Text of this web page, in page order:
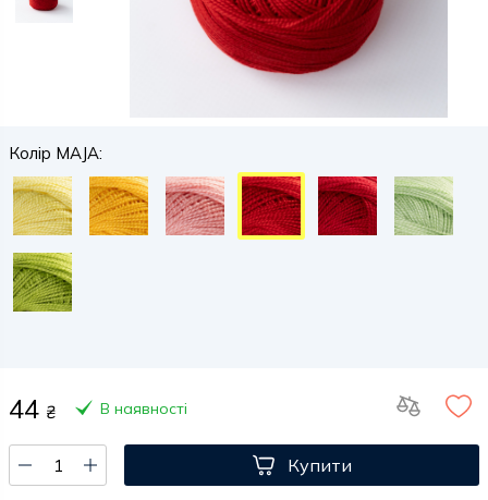
Колір MAJA:
44 ₴ В наявності
Купити